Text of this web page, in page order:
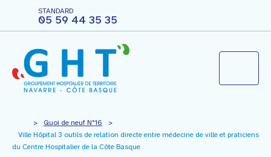
STANDARD
05 59 44 35 35
Le groupement hospitalier
> Quoi de neuf N°16
>
Ville Hôpital 3 outils de relation directe entre médecine de ville et praticiens
du Centre Hospitalier de la Côte Basque